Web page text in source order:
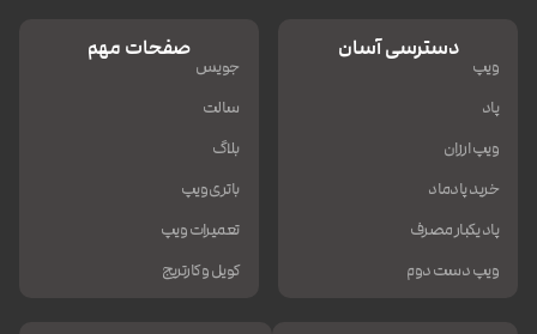
دسترسی آسان
ویپ
پاد
ویپ ارزان
خرید پادماد
پاد یکبار مصرف
ویپ دست دوم
صفحات مهم
جویس
سالت
بلاگ
باتری ویپ
تعمیرات ویپ
کویل و کارتریج